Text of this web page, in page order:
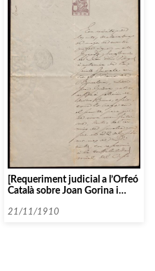
[Requeriment judicial a l’Orfeó
Català sobre Joan Gorina i
21/11/1910